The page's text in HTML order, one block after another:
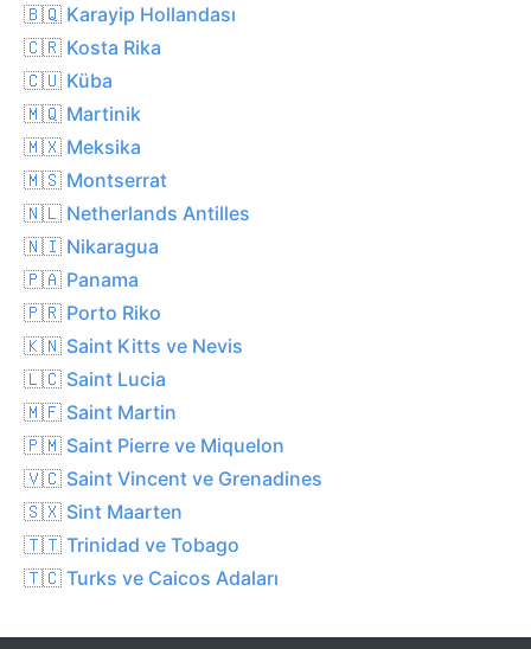
🇧🇶 Karayip Hollandası
🇨🇷 Kosta Rika
🇨🇺 Küba
🇲🇶 Martinik
🇲🇽 Meksika
🇲🇸 Montserrat
🇳🇱 Netherlands Antilles
🇳🇮 Nikaragua
🇵🇦 Panama
🇵🇷 Porto Riko
🇰🇳 Saint Kitts ve Nevis
🇱🇨 Saint Lucia
🇲🇫 Saint Martin
🇵🇲 Saint Pierre ve Miquelon
🇻🇨 Saint Vincent ve Grenadines
🇸🇽 Sint Maarten
🇹🇹 Trinidad ve Tobago
🇹🇨 Turks ve Caicos Adaları